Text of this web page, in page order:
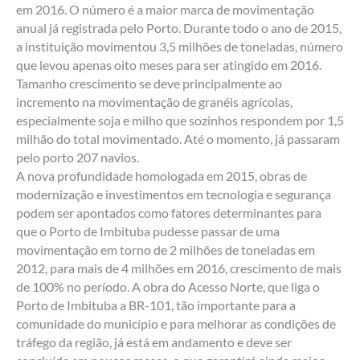
em 2016. O número é a maior marca de movimentação
anual já registrada pelo Porto. Durante todo o ano de 2015,
a instituição movimentou 3,5 milhões de toneladas, número
que levou apenas oito meses para ser atingido em 2016.
Tamanho crescimento se deve principalmente ao
incremento na movimentação de granéis agrícolas,
especialmente soja e milho que sozinhos respondem por 1,5
milhão do total movimentado. Até o momento, já passaram
pelo porto 207 navios.
A nova profundidade homologada em 2015, obras de
modernização e investimentos em tecnologia e segurança
podem ser apontados como fatores determinantes para
que o Porto de Imbituba pudesse passar de uma
movimentação em torno de 2 milhões de toneladas em
2012, para mais de 4 milhões em 2016, crescimento de mais
de 100% no período. A obra do Acesso Norte, que liga o
Porto de Imbituba a BR-101, tão importante para a
comunidade do município e para melhorar as condições de
tráfego da região, já está em andamento e deve ser